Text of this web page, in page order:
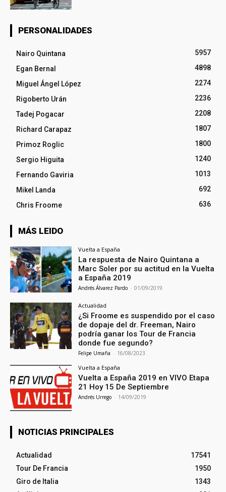
PERSONALIDADES
Nairo Quintana
5957
Egan Bernal
4898
Miguel Ángel López
2274
Rigoberto Urán
2236
Tadej Pogacar
2208
Richard Carapaz
1807
Primoz Roglic
1800
Sergio Higuita
1240
Fernando Gaviria
1013
Mikel Landa
692
Chris Froome
636
MÁS LEIDO
Vuelta a España
La respuesta de Nairo Quintana a
Marc Soler por su actitud en la Vuelta
a España 2019
Andrés Álvarez Pardo - 01/09/2019
Actualidad
¿Si Froome es suspendido por el caso
de dopaje del dr. Freeman, Nairo
podría ganar los Tour de Francia
donde fue segundo?
Felipe Umaña - 16/08/2023
Vuelta a España
Vuelta a España 2019 en VIVO Etapa
21 Hoy 15 De Septiembre
Andrés Urrego - 14/09/2019
NOTICIAS PRINCIPALES
Actualidad
17541
Tour De Francia
1950
Giro de Italia
1343